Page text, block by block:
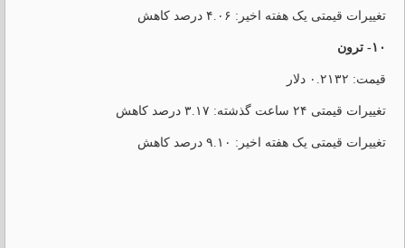
تغییرات قیمتی یک هفته اخیر: ۴.۰۶ درصد کاهش
۱۰- ترون
قیمت: ۰.۲۱۳۲ دلار
تغییرات قیمتی ۲۴ ساعت گذشته: ۳.۱۷ درصد کاهش
تغییرات قیمتی یک هفته اخیر: ۹.۱۰ درصد کاهش